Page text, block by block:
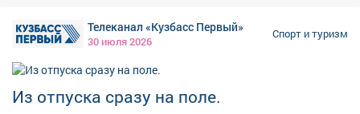
таёжного края теперь звучит внутри каждого из нас. ✨
Так что...
Телеканал «Кузбасс Первый»
30 июля 2026
Спорт и туризм
Из отпуска сразу на поле.